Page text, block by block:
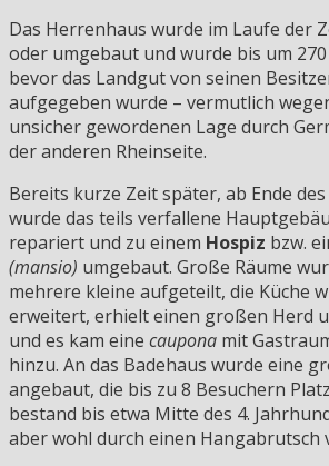
Das Herrenhaus wurde im Laufe der
oder umgebaut und wurde bis um
bevor das Landgut von seinen
aufgegeben wurde – vermutlich
unsicher gewordenen Lage durch
der anderen Rheinseite.
Bereits kurze Zeit später, ab Ende
wurde das teils verfallene
repariert und zu einem Hospiz bzw.
(mansio) umgebaut. Große Räume
mehrere kleine aufgeteilt, die Küche
erweitert, erhielt einen großen Herd
und es kam eine caupona mit
hinzu. An das Badehaus wurde eine
angebaut, die bis zu 8 Besuchern
bestand bis etwa Mitte des 4.
aber wohl durch einen Hangabrutsch